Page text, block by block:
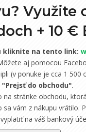
Využite
+10 €
kliknite na tento link:
aj pomocou
(v ponuke je cca 1 500
do obchodu".
na stránke obchodu,
vám z nákupu vrátilo.
na váš bankový